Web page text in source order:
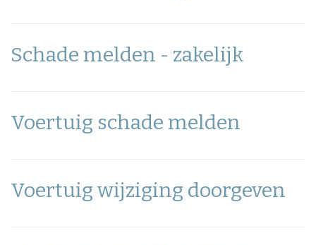
Schade melden - zakelijk
Voertuig schade melden
Voertuig wijziging doorgeven